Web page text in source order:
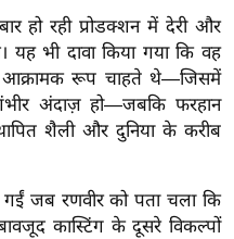
हो रही प्रोडक्शन में देरी और
भी दावा किया गया कि वह
आक्रामक रूप चाहते थे—जिसमें
अंदाज़ हो—जबकि फरहान
शैली और दुनिया के करीब
जब रणवीर को पता चला कि
कास्टिंग के दूसरे विकल्पों